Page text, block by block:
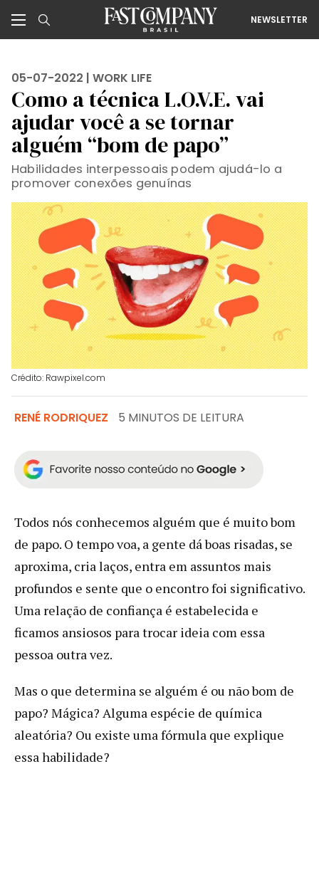
NEWSLETTER
05-07-2022 | WORK LIFE
Como a técnica L.O.V.E. vai
ajudar você a se tornar
alguém “bom de papo”
Habilidades interpessoais podem ajudá-lo a
promover conexões genuínas
Crédito: Rawpixel.com
RENÉ RODRIQUEZ 5 MINUTOS DE LEITURA
Todos nós conhecemos alguém que é muito bom
de papo. O tempo voa, a gente dá boas risadas, se
aproxima, cria laços, entra em assuntos mais
profundos e sente que o encontro foi significativo.
Uma relação de confiança é estabelecida e
ficamos ansiosos para trocar ideia com essa
pessoa outra vez.
Mas o que determina se alguém é ou não bom de
papo? Mágica? Alguma espécie de química
aleatória? Ou existe uma fórmula que explique
essa habilidade?